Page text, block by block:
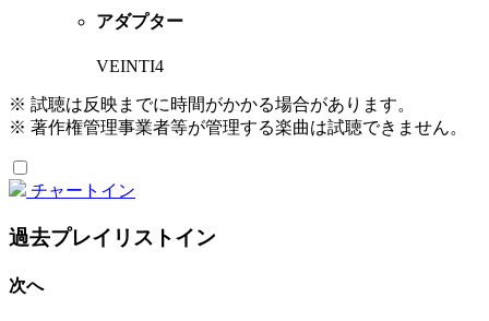
アダプター
VEINTI4
※ 試聴は反映までに時間がかかる場合があります。
※ 著作権管理事業者等が管理する楽曲は試聴できません。
チャートイン
過去プレイリストイン
次へ